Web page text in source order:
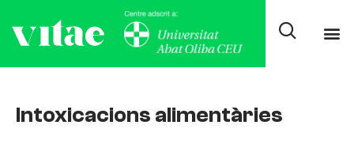
Intoxicacions alimentàries